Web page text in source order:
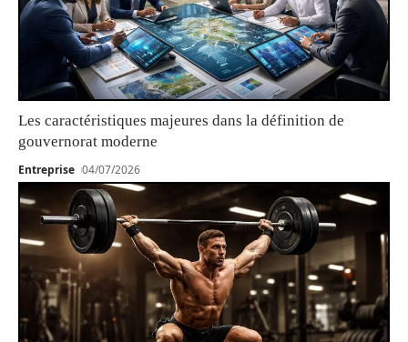
Les caractéristiques majeures dans la définition de
gouvernorat moderne
Entreprise 04/07/2026